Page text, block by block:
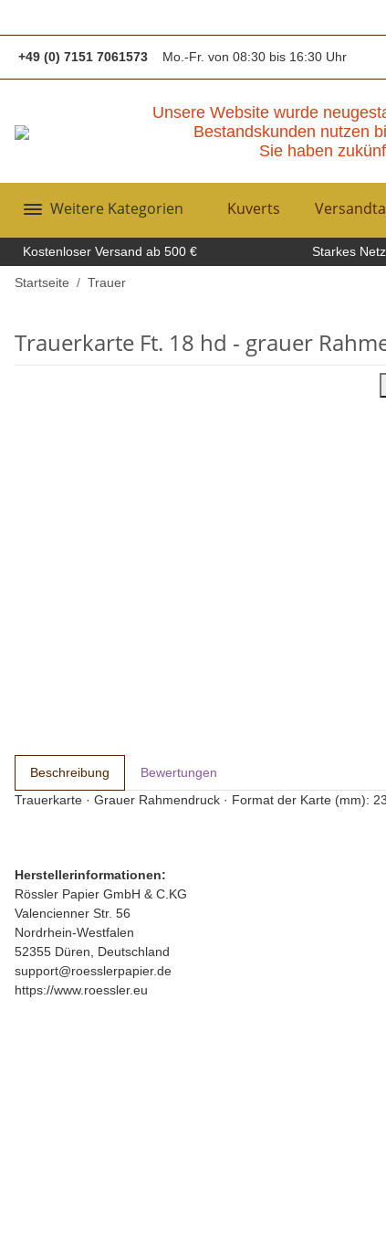
+49 (0) 7151 7061573 Mo.-Fr. von 08:30 bis 16:30 Uhr
Unsere Website wurde
Bestandskunden nutzen
Sie haben
Weitere Kategorien Kuverts
Kostenloser Versand ab 500 € Starkes
Startseite Trauer
Trauerkarte Ft. 18 hd - grauer
Beschreibung
Bewertungen
Trauerkarte · Grauer Rahmendruck · Format der Karte (mm):
Herstellerinformationen:
Rössler Papier GmbH & C.KG
Valencienner Str. 56
Nordrhein-Westfalen
52355 Düren, Deutschland
support@roesslerpapier.de
https://www.roessler.eu